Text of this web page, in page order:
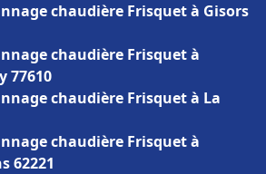
chaudière Frisquet à Gisors
chaudière Frisquet à
77610
chaudière Frisquet à La
chaudière Frisquet à
62221